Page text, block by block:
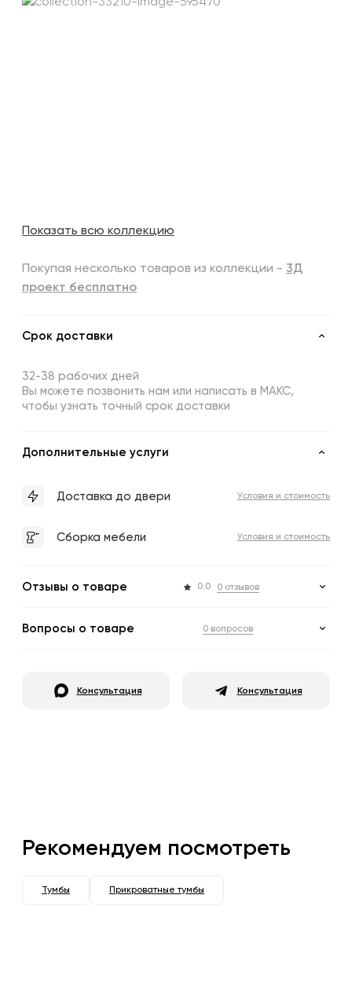
Показать всю коллекцию
Покупая несколько товаров из коллекции - 3Д
проект бесплатно
Срок доставки
32-38 рабочих дней
Вы можете позвонить нам или написать в МАКС,
чтобы узнать точный срок доставки
Дополнительные услуги
Доставка до двери Условия и стоимость
Сборка мебели Условия и стоимость
Отзывы о товаре 0.0 0 отзывов
Вопросы о товаре 0 вопросов
Консультация Консультация
Рекомендуем посмотреть
Тумбы Прикроватные тумбы